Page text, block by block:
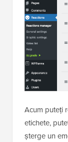
Acum puteți
etichete,
șterge un